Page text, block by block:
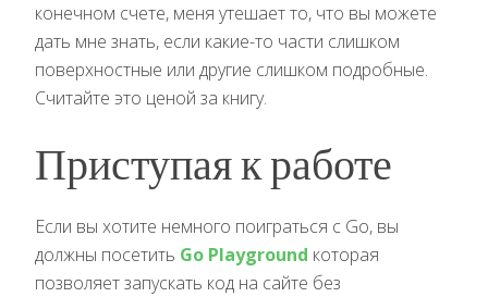
конечном счете, меня утешает то, что вы можете
дать мне знать, если какие-то части слишком
поверхностные или другие слишком подробные.
Считайте это ценой за книгу.
Приступая к работе
Если вы хотите немного поиграться с Go, вы
должны посетить Go Playground которая
позволяет запускать код на сайте без